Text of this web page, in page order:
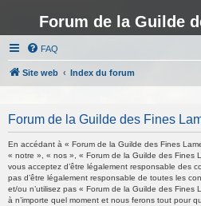
Forum de la Guilde
FAQ
Site web Index du forum
Forum de la Guilde des Fines
En accédant à « Forum de la Guilde des Fines
« notre », « nos », « Forum de la Guilde des Fines
vous acceptez d’être légalement responsable des
pas d’être légalement responsable de toutes les
et/ou n’utilisez pas « Forum de la Guilde des Fines
à n’importe quel moment et nous ferons tout pour